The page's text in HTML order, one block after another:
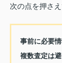
次の点を押さ
事前に必要
複数査定は